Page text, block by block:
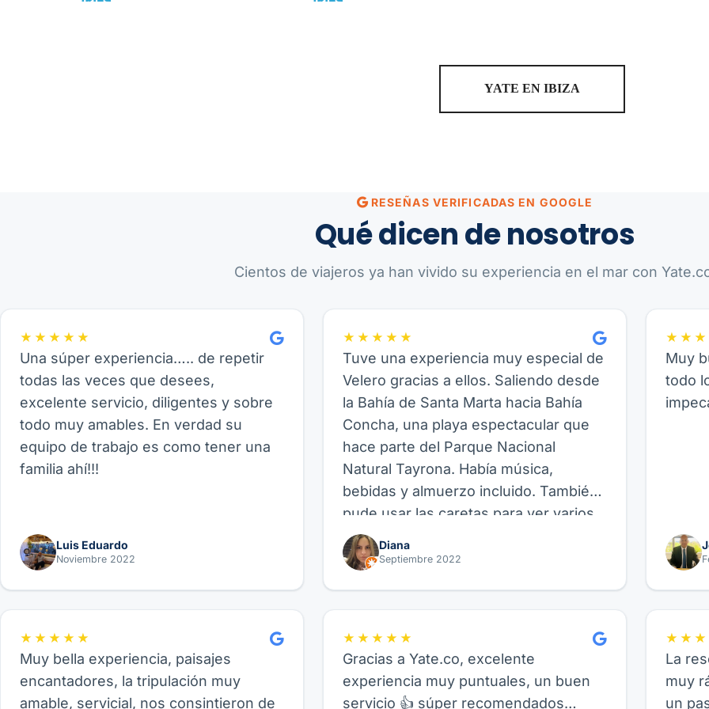
YATE EN IBIZA
RESEÑAS VERIFICADAS EN GOOGLE
Qué dicen de nosotros
Cientos de viajeros ya han vivido su experiencia en el mar con
★★★★★
Una súper experiencia….. de repetir
todas las veces que desees,
excelente servicio, diligentes y sobre
todo muy amables. En verdad su
equipo de trabajo es como tener una
familia ahí!!!
Luis Eduardo
Noviembre 2022
★★★★★
Tuve una experiencia muy especial de
Velero gracias a ellos. Saliendo desde
la Bahía de Santa Marta hacia Bahía
Concha, una playa espectacular que
hace parte del Parque Nacional
Natural Tayrona. Había música,
bebidas y almuerzo incluido. También
pude usar las caretas para ver varios
peces allí, así como hacer paddle
board, fue genial. Recomiendo este
Diana
Septiembre 2022
Muy
todo
★★★★★
Muy bella experiencia, paisajes
encantadores, la tripulación muy
amable, servicial, nos consintieron de
★★★★★
Gracias a Yate.co, excelente
experiencia muy puntuales, un buen
servicio 👍 súper recomendados…
La
muy
un